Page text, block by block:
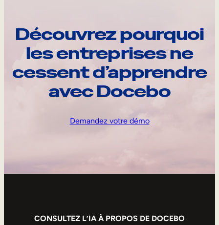
Découvrez pourquoi
les entreprises ne
cessent d’apprendre
avec Docebo
Demandez votre démo
CONSULTEZ L’IA À PROPOS DE DOCEBO